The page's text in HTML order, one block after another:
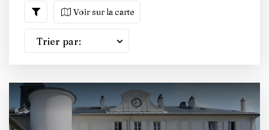
Voir sur la carte
Trier par: